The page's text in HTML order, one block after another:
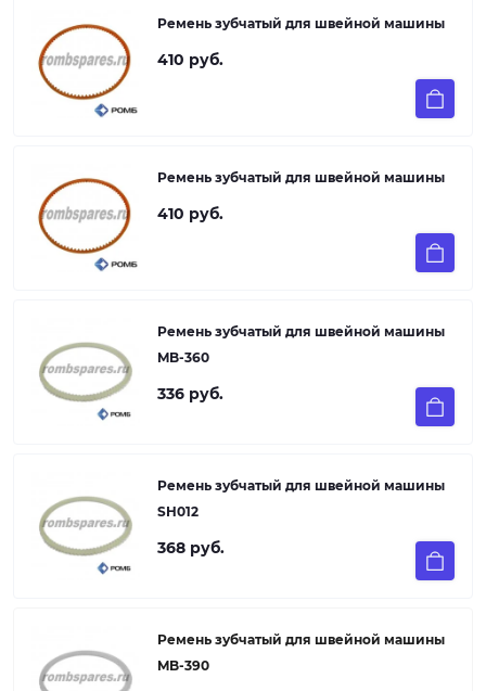
Ремень зубчатый для швейной машины
410 руб.
Ремень зубчатый для швейной машины
410 руб.
Ремень зубчатый для швейной машины
MB-360
336 руб.
Ремень зубчатый для швейной машины
SH012
368 руб.
Ремень зубчатый для швейной машины
MB-390